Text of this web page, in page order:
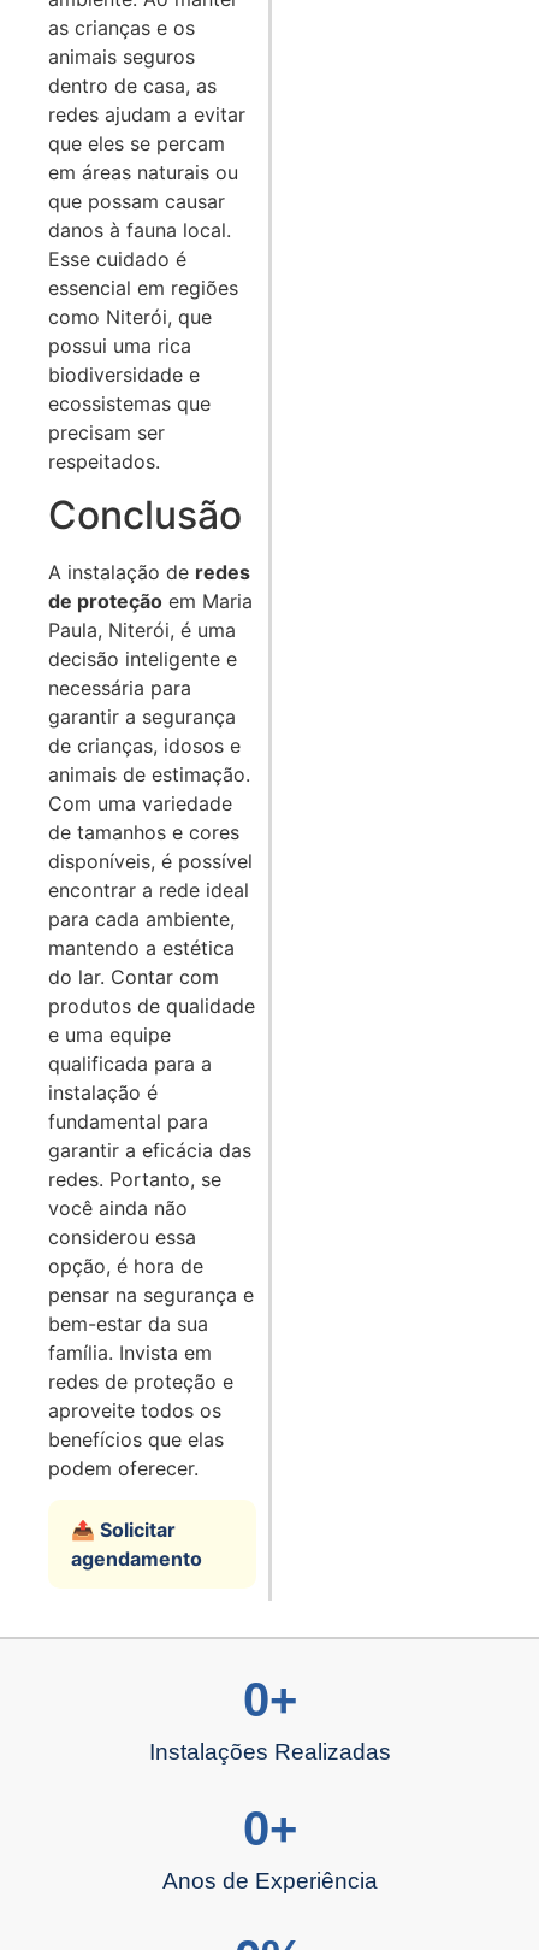
as crianças e os
animais seguros
dentro de casa, as
redes ajudam a evitar
que eles se percam
em áreas naturais ou
que possam causar
danos à fauna local.
Esse cuidado é
essencial em regiões
como Niterói, que
possui uma rica
biodiversidade e
ecossistemas que
precisam ser
respeitados.
Conclusão
A instalação de redes
de proteção em Maria
Paula, Niterói, é uma
decisão inteligente e
necessária para
garantir a segurança
de crianças, idosos e
animais de estimação.
Com uma variedade
de tamanhos e cores
disponíveis, é possível
encontrar a rede ideal
para cada ambiente,
mantendo a estética
do lar. Contar com
produtos de qualidade
e uma equipe
qualificada para a
instalação é
fundamental para
garantir a eficácia das
redes. Portanto, se
você ainda não
considerou essa
opção, é hora de
pensar na segurança e
bem-estar da sua
família. Invista em
redes de proteção e
aproveite todos os
benefícios que elas
podem oferecer.
📤 Solicitar
agendamento
Instalações Realizadas
0+
Anos de Experiência
0+